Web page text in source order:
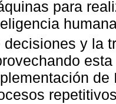
para
decisiones y la
de